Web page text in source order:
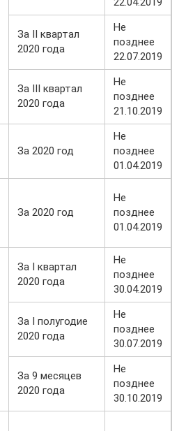
За II квартал
2020 года
Не
позднее
22.07.2019
За III квартал
2020 года
Не
позднее
21.10.2019
За 2020 год
Не
позднее
01.04.2019
За 2020 год
Не
позднее
01.04.2019
За I квартал
2020 года
Не
позднее
30.04.2019
За I полугодие
2020 года
Не
позднее
30.07.2019
За 9 месяцев
2020 года
Не
позднее
30.10.2019